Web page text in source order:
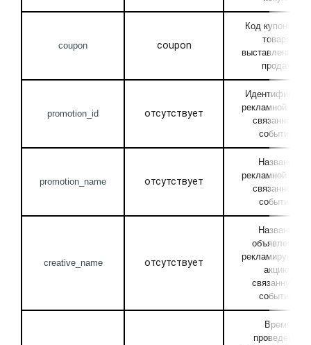
coupon coupon
Код купона для
товара,
выставленного
продажу
promotion_id отсутствует
Идентификатор
рекламной
связанной с
событием
promotion_name отсутствует
Название
рекламной
связанной с
событием
creative_name отсутствует
Название
объявления,
акцию,
связанную с
событием
Время
проведения